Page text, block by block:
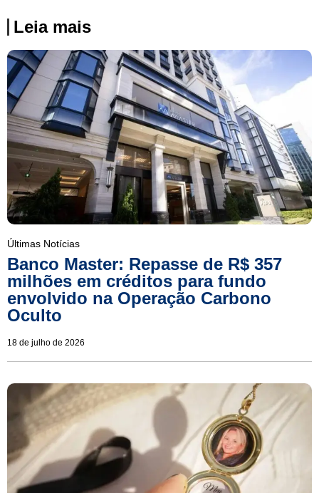
Leia mais
Últimas Notícias
Banco Master: Repasse de R$ 357
milhões em créditos para fundo
envolvido na Operação Carbono
Oculto
18 de julho de 2026